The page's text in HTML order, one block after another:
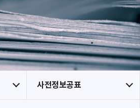
사전정보공표